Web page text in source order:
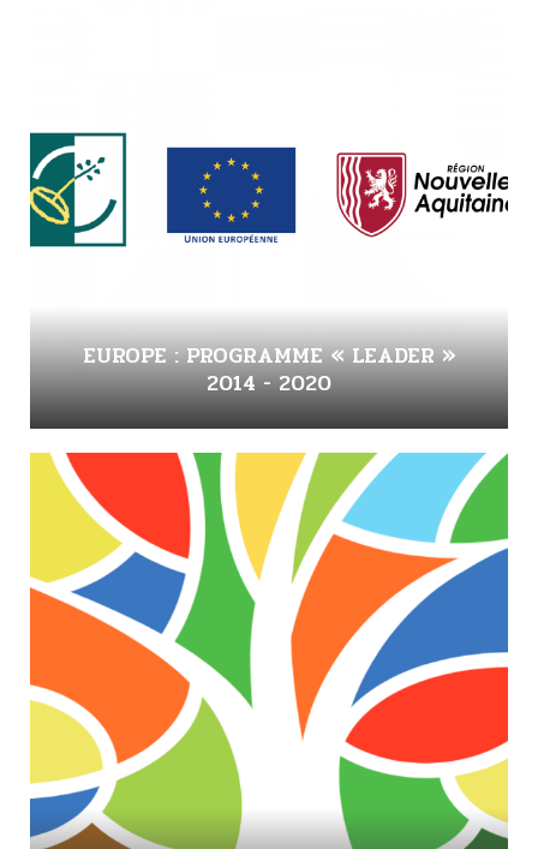
EUROPE : PROGRAMME « LEADER »
2014 - 2020